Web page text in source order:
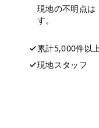
現地の不明点は
す。
累計5,000件以
現地スタッフ